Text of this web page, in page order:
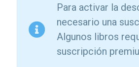
Para activar la
necesario una
Algunos libros
suscripción